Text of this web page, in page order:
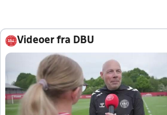
Videoer fra DBU